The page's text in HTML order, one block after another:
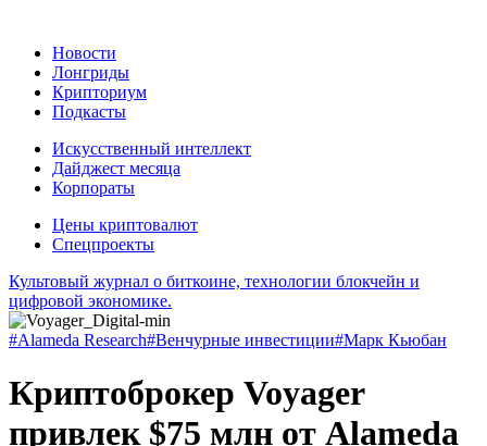
Новости
Лонгриды
Крипториум
Подкасты
Искусственный интеллект
Дайджест месяца
Корпораты
Цены криптовалют
Спецпроекты
Культовый журнал о биткоине, технологии блокчейн и
цифровой экономике.
#Alameda Research#Венчурные инвестиции#Марк Кьюбан
Криптоброкер Voyager
привлек $75 млн от Alameda